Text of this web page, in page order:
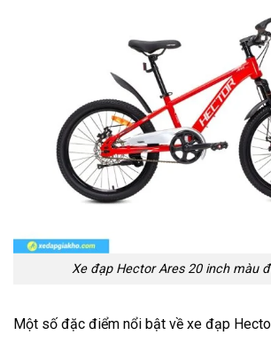
Xe đạp Hector Ares 20 inch màu
Một số đặc điểm nổi bật về xe đạp